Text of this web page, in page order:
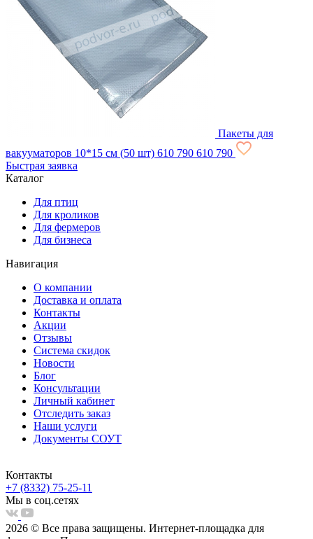
Пакеты для
вакууматоров 10*15 см (50 шт) 610 790 610 790
Быстрая заявка
Каталог
Для птиц
Для кроликов
Для фермеров
Для бизнеса
Навигация
О компании
Доставка и оплата
Контакты
Акции
Отзывы
Система скидок
Новости
Блог
Консультации
Личный кабинет
Отследить заказ
Наши услуги
Документы СОУТ
Контакты
+7 (8332) 75-25-11
Мы в соц.сетях
2026 © Все права защищены. Интернет-площадка для